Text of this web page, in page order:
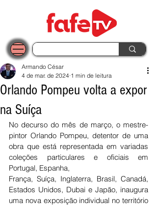
Orlando Pompeu volta a expor
na Suíça
Armando César
4 de mar. de 2024 1 min de leitura
No decurso do mês de março, o mestre-
pintor Orlando Pompeu, detentor de uma
obra que está representada em variadas
coleções particulares e oficiais em
Portugal, Espanha,
França, Suíça, Inglaterra, Brasil, Canadá,
Estados Unidos, Dubai e Japão, inaugura
uma nova exposição individual no território